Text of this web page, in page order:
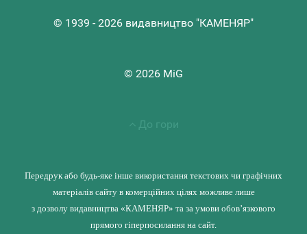
© 1939 - 2026 видавництво "КАМЕНЯР"
© 2026 MiG
До гори
Передрук або будь-яке інше використання текстових чи графічних
матеріалів сайту в комерційних цілях можливе лише
з дозволу видавництва «КАМЕНЯР» та за умови обов’язкового
прямого гіперпосилання на сайт.